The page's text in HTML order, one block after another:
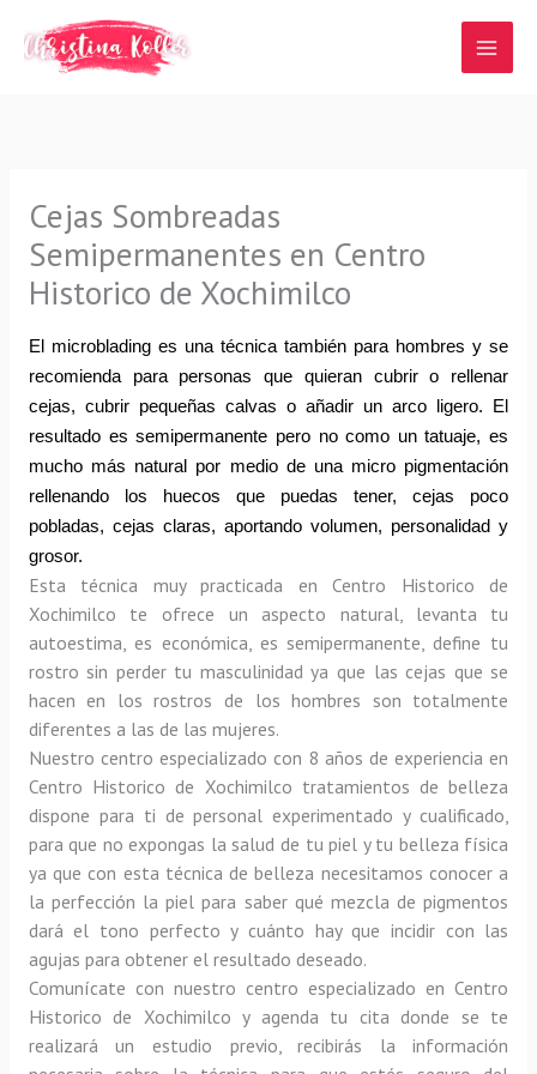
contenido
Cejas Sombreadas
Semipermanentes en Centro
Historico de Xochimilco
El microblading es una técnica también para hombres y se
recomienda para personas que quieran cubrir o rellenar
cejas, cubrir pequeñas calvas o añadir un arco ligero. El
resultado es semipermanente pero no como un tatuaje, es
mucho más natural por medio de una micro pigmentación
rellenando los huecos que puedas tener, cejas poco
pobladas, cejas claras, aportando volumen, personalidad y
grosor.
Esta técnica muy practicada en Centro Historico de
Xochimilco te ofrece un aspecto natural, levanta tu
autoestima, es económica, es semipermanente, define tu
rostro sin perder tu masculinidad ya que las cejas que se
hacen en los rostros de los hombres son totalmente
diferentes a las de las mujeres.
Nuestro centro especializado con 8 años de experiencia en
Centro Historico de Xochimilco tratamientos de belleza
dispone para ti de personal experimentado y cualificado,
para que no expongas la salud de tu piel y tu belleza física
ya que con esta técnica de belleza necesitamos conocer a
la perfección la piel para saber qué mezcla de pigmentos
dará el tono perfecto y cuánto hay que incidir con las
agujas para obtener el resultado deseado.
Comunícate con nuestro centro especializado en Centro
Historico de Xochimilco y agenda tu cita donde se te
realizará un estudio previo, recibirás la información